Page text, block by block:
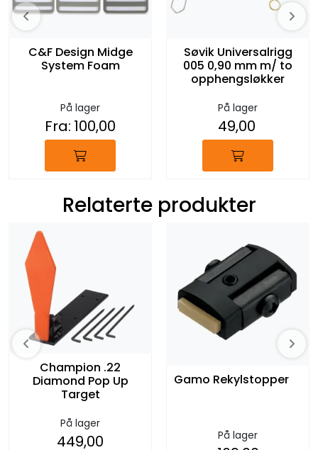
C&F Design Midge
System Foam
På lager
Fra: 100,00
Søvik Universalrigg
005 0,90 mm m/ to
opphengsløkker
På lager
49,00
Relaterte produkter
Champion .22
Diamond Pop Up
Target
På lager
449,00
Gamo Rekylstopper
På lager